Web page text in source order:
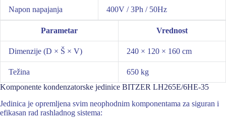
Napon napajanja 400V / 3Ph / 50Hz
Parametar Vrednost
Dimenzije (D × Š × V) 240 × 120 × 160 cm
Težina
650 kg
Komponente kondenzatorske jedinice BITZER LH265E/6HE-35
Jedinica je opremljena svim neophodnim komponentama za siguran i
efikasan rad rashladnog sistema: